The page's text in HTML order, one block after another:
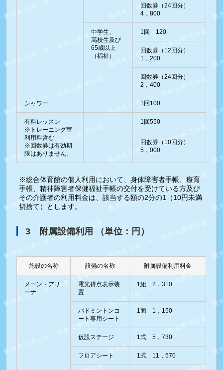
回数券（24回分）
4，800
中学生、
高校生及び
65歳以上
（福祉）
1回 120
回数券（12回分）
1，200
回数券（24回分）
2，400
シャワー 1回100
有料レッスン
※トレーニング室
利用料含む
※回数券は有効期
限はありません。
1回550
回数券（10回分）
5，000
※総合体育館の個人利用において、身体障害者手帳、療育
手帳、精神障害者保健福祉手帳の交付を受けている方及び
その介護者の利用料金は、該当する額の2分の1（10円未満
切捨て）とします。
3 附属設備利用 （単位：円）
施設の名称 設備の名称 附属設備利用料金
メーン・アリ
ーナ
電光得点表示装
置
1組 2，310
バドミントンコ
ート専用シート
1面 1，150
仮設ステージ 1式 5，730
フロアシート 1式 11，570